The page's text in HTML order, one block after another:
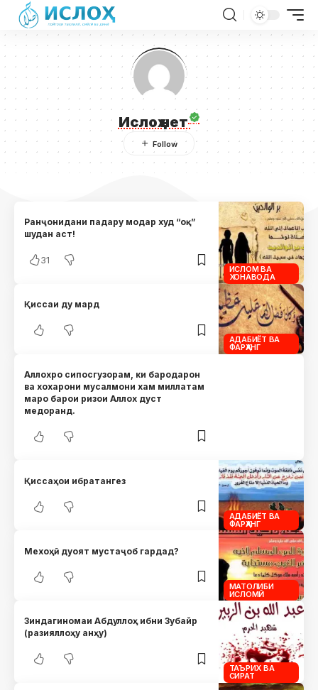
Ислоҳ нет
ИСЛОМ ВА
ХОНАВОДА
Ранҷонидани падару модар худ “оқ”
шудан аст!
31
АДАБИЁТ ВА
ФАРҲАНГ
Қиссаи ду мард
Аллохро сипосгузорам, ки бародарон
ва хохарони мусалмони хам миллатам
маро барои ризои Аллох дуст
медоранд.
АДАБИЁТ ВА
ФАРҲАНГ
Қиссаҳои ибратангез
МАТОЛИБИ
ИСЛОМӢ
Мехоҳӣ дуоят мустаҷоб гардад?
ТАЪРИХ ВА
СИРАТ
Зиндагиномаи Абдуллоҳ ибни Зубайр
(разияллоҳу анҳу)